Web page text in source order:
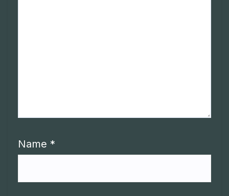
Name *